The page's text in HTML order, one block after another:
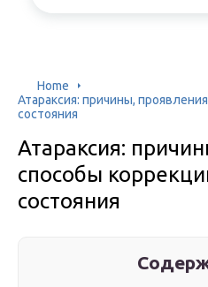
Home
Атараксия: причины,
состояния
Атараксия:
способы
состояния